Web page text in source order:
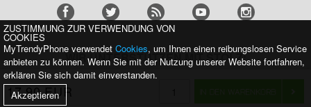
17,90 EUR
WIR UNTERSTÜTZEN MIT STOLZ:
ZUSTIMMUNG ZUR VERWENDUNG VON
COOKIES
MyTrendyPhone verwendet Cookies, um Ihnen einen reibungslosen Service
anbieten zu können. Wenn Sie mit der Nutzung unserer Website fortfahren,
erklären Sie sich damit einverstanden.
Akzeptieren